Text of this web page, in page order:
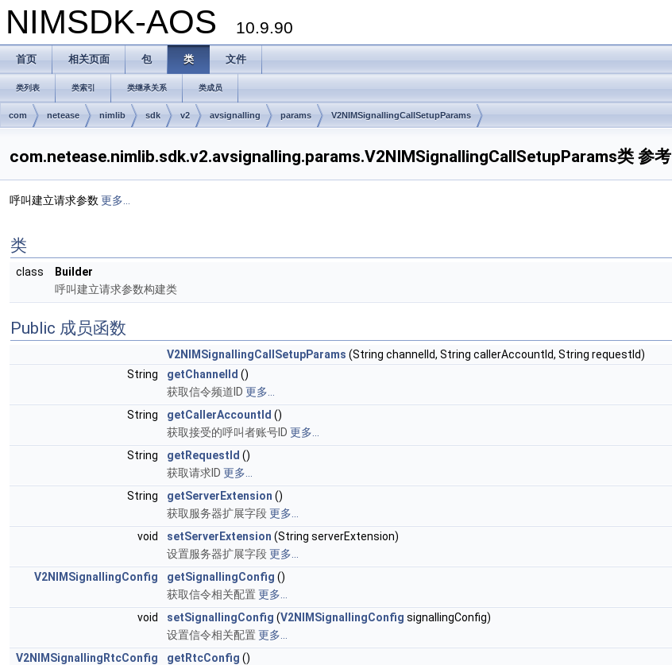
NIMSDK-AOS 10.9.90
首页 相关页面 包 类 文件
类列表 类索引 类继承关系 类成员
com netease nimlib sdk v2 avsignalling params V2NIMSignallingCallSetupParams
com.netease.nimlib.sdk.v2.avsignalling.params.V2NIMSignallingCallSetupParams类 参考
呼叫建立请求参数 更多...
类
class
Builder
呼叫建立请求参数构建类
Public 成员函数
V2NIMSignallingCallSetupParams (String channelId, String callerAccountId, String requestId)
String
getChannelId ()
获取信令频道ID 更多...
String
getCallerAccountId ()
获取接受的呼叫者账号ID 更多...
String
getRequestId ()
获取请求ID 更多...
String
getServerExtension ()
获取服务器扩展字段更多...
void
setServerExtension (String serverExtension)
设置服务器扩展字段更多...
V2NIMSignallingConfig
getSignallingConfig ()
获取信令相关配置 更多...
void
setSignallingConfig (V2NIMSignallingConfig signallingConfig)
设置信令相关配置 更多...
V2NIMSignallingRtcConfig
getRtcConfig ()